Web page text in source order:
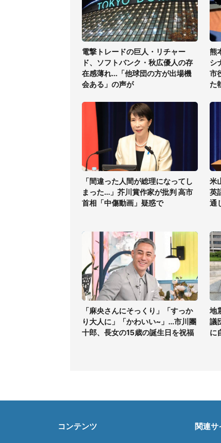
電撃トレードの巨人・リチャー
ド、ソフトバンク・秋広優人の存
在感薄れ...「他球団の方が出場機
会ある」の声が
熊
シ
市
た
「間違った人間が総理になってし
まった...」芥川賞作家が批判 高市
首相「中傷動画」疑惑で
米
英
通
「麻央さんにそっくり」「すっか
り大人に」「かわいい~」...市川團
十郎、長女の15歳の誕生日を祝福
地
議
に
コンテンツ 関連サ